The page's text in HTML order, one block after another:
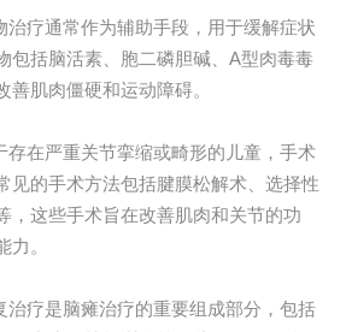
疗通常作为辅助手段，用于缓解症状
包括脑活素、胞二磷胆碱、A型肉毒毒
善肌肉僵硬和运动障碍。
在严重关节挛缩或畸形的儿童，手术
见的手术方法包括腱膜松解术、选择性
，这些手术旨在改善肌肉和关节的功
。
疗是脑瘫治疗的重要组成部分，包括